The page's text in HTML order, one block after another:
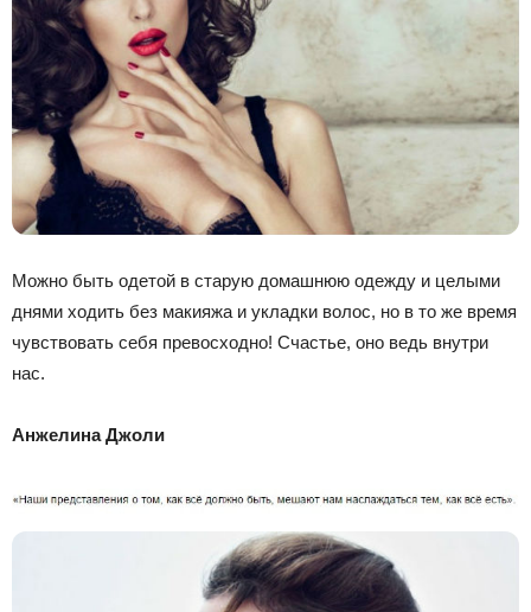
Можно быть одетой в старую домашнюю одежду и целыми
днями ходить без макияжа и укладки волос, но в то же время
чувствовать себя превосходно! Счастье, оно ведь внутри
нас.
Анжелина Джоли